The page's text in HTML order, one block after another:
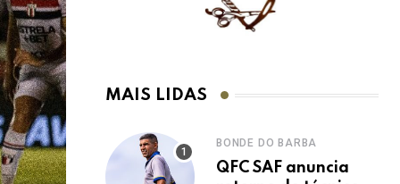
MAIS LIDAS
BONDE DO BARBA
QFC SAF anuncia